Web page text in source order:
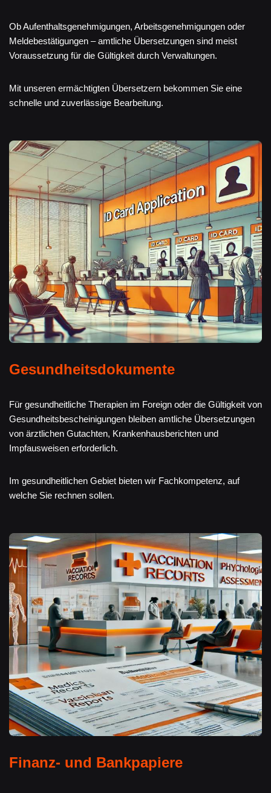
Ob Aufenthaltsgenehmigungen, Arbeitsgenehmigungen oder
Meldebestätigungen – amtliche Übersetzungen sind meist
Voraussetzung für die Gültigkeit durch Verwaltungen.
Mit unseren ermächtigten Übersetzern bekommen Sie eine
schnelle und zuverlässige Bearbeitung.
Gesundheitsdokumente
Für gesundheitliche Therapien im Foreign oder die Gültigkeit von
Gesundheitsbescheinigungen bleiben amtliche Übersetzungen
von ärztlichen Gutachten, Krankenhausberichten und
Impfausweisen erforderlich.
Im gesundheitlichen Gebiet bieten wir Fachkompetenz, auf
welche Sie rechnen sollen.
Finanz- und Bankpapiere